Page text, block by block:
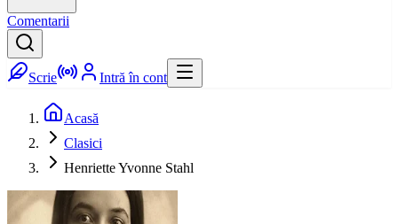
Comentarii
Scrie Intră în cont
Acasă
Clasici
Henriette Yvonne Stahl